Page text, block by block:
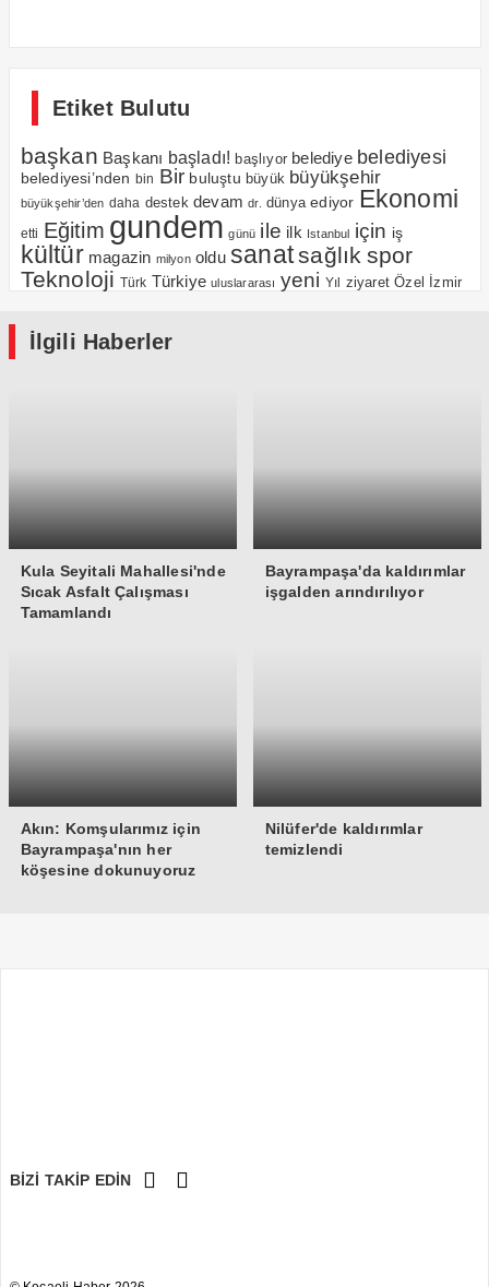
Etiket Bulutu
başkan Başkanı başladı! başlıyor belediye belediyesi
belediyesi’nden bin Bir buluştu büyük büyükşehir
büyükşehir’den daha destek devam dr. dünya ediyor Ekonomi
etti Eğitim gundem günü ile ilk Istanbul için iş
kültür magazin milyon oldu sanatsağlık spor
Teknoloji Türk Türkiye uluslararası yeni Yıl ziyaret Özel İzmir
İlgili Haberler
Kula Seyitali Mahallesi'nde
Sıcak Asfalt Çalışması
Tamamlandı
Bayrampaşa'da kaldırımlar
işgalden arındırılıyor
Akın: Komşularımız için
Bayrampaşa'nın her
köşesine dokunuyoruz
Nilüfer'de kaldırımlar
temizlendi
BİZİ TAKİP EDİN